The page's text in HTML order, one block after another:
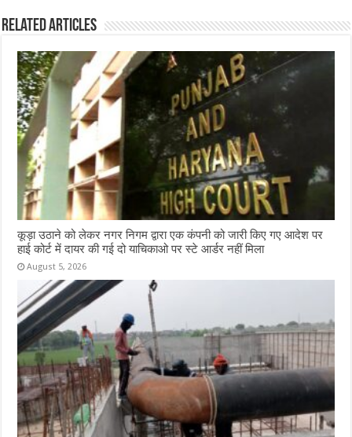
Related Articles
कूड़ा उठाने को लेकर नगर निगम द्वारा एक कंपनी को जारी किए गए आदेश पर
हाई कोर्ट में दायर की गई दो याचिकाओ पर स्टे आर्डर नहीं मिला
August 5, 2026